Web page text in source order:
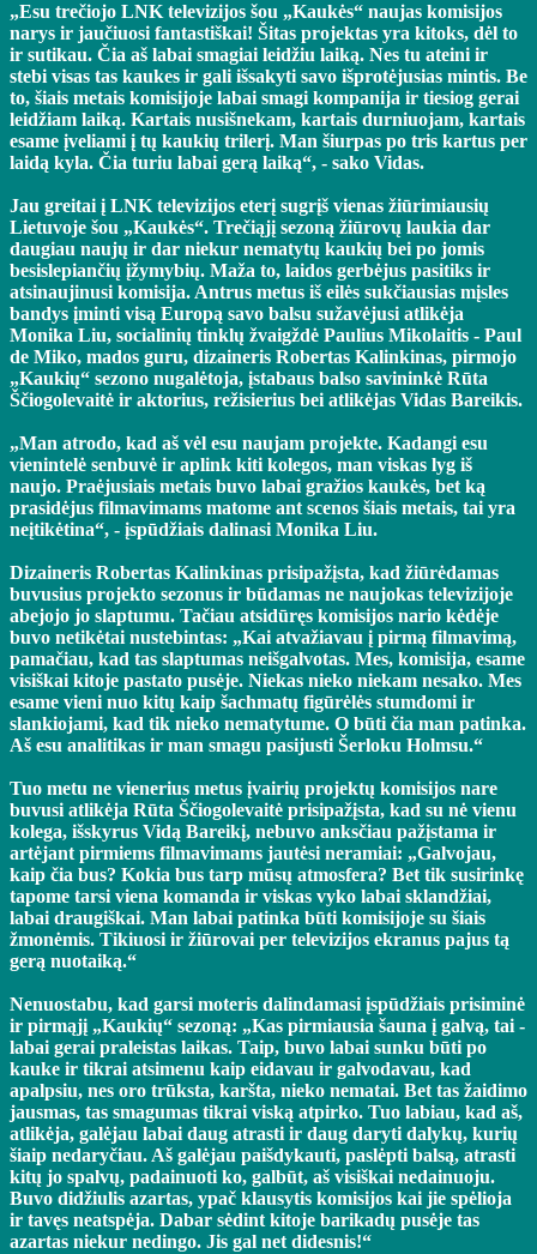
„Esu trečiojo LNK televizijos šou „Kaukės“ naujas komisijos
narys ir jaučiuosi fantastiškai! Šitas projektas yra kitoks, dėl to
ir sutikau. Čia aš labai smagiai leidžiu laiką. Nes tu ateini ir
stebi visas tas kaukes ir gali išsakyti savo išprotėjusias mintis. Be
to, šiais metais komisijoje labai smagi kompanija ir tiesiog gerai
leidžiam laiką. Kartais nusišnekam, kartais durniuojam, kartais
esame įveliami į tų kaukių trilerį. Man šiurpas po tris kartus per
laidą kyla. Čia turiu labai gerą laiką“, - sako Vidas.
Jau greitai į LNK televizijos eterį sugrįš vienas žiūrimiausių
Lietuvoje šou „Kaukės“. Trečiąjį sezoną žiūrovų laukia dar
daugiau naujų ir dar niekur nematytų kaukių bei po jomis
besislepiančių įžymybių. Maža to, laidos gerbėjus pasitiks ir
atsinaujinusi komisija. Antrus metus iš eilės sukčiausias mįsles
bandys įminti visą Europą savo balsu sužavėjusi atlikėja
Monika Liu, socialinių tinklų žvaigždė Paulius Mikolaitis - Paul
de Miko, mados guru, dizaineris Robertas Kalinkinas, pirmojo
„Kaukių“ sezono nugalėtoja, įstabaus balso savininkė Rūta
Ščiogolevaitė ir aktorius, režisierius bei atlikėjas Vidas Bareikis.
„Man atrodo, kad aš vėl esu naujam projekte. Kadangi esu
vienintelė senbuvė ir aplink kiti kolegos, man viskas lyg iš
naujo. Praėjusiais metais buvo labai gražios kaukės, bet ką
prasidėjus filmavimams matome ant scenos šiais metais, tai yra
neįtikėtina“, - įspūdžiais dalinasi Monika Liu.
Dizaineris Robertas Kalinkinas prisipažįsta, kad žiūrėdamas
buvusius projekto sezonus ir būdamas ne naujokas televizijoje
abejojo jo slaptumu. Tačiau atsidūręs komisijos nario kėdėje
buvo netikėtai nustebintas: „Kai atvažiavau į pirmą filmavimą,
pamačiau, kad tas slaptumas neišgalvotas. Mes, komisija, esame
visiškai kitoje pastato pusėje. Niekas nieko niekam nesako. Mes
esame vieni nuo kitų kaip šachmatų figūrėlės stumdomi ir
slankiojami, kad tik nieko nematytume. O būti čia man patinka.
Aš esu analitikas ir man smagu pasijusti Šerloku Holmsu.“
Tuo metu ne vienerius metus įvairių projektų komisijos nare
buvusi atlikėja Rūta Ščiogolevaitė prisipažįsta, kad su nė vienu
kolega, išskyrus Vidą Bareikį, nebuvo anksčiau pažįstama ir
artėjant pirmiems filmavimams jautėsi neramiai: „Galvojau,
kaip čia bus? Kokia bus tarp mūsų atmosfera? Bet tik susirinkę
tapome tarsi viena komanda ir viskas vyko labai sklandžiai,
labai draugiškai. Man labai patinka būti komisijoje su šiais
žmonėmis. Tikiuosi ir žiūrovai per televizijos ekranus pajus tą
gerą nuotaiką.“
Nenuostabu, kad garsi moteris dalindamasi įspūdžiais prisiminė
ir pirmąjį „Kaukių“ sezoną: „Kas pirmiausia šauna į galvą, tai -
labai gerai praleistas laikas. Taip, buvo labai sunku būti po
kauke ir tikrai atsimenu kaip eidavau ir galvodavau, kad
apalpsiu, nes oro trūksta, karšta, nieko nematai. Bet tas žaidimo
jausmas, tas smagumas tikrai viską atpirko. Tuo labiau, kad aš,
atlikėja, galėjau labai daug atrasti ir daug daryti dalykų, kurių
šiaip nedaryčiau. Aš galėjau paišdykauti, paslėpti balsą, atrasti
kitų jo spalvų, padainuoti ko, galbūt, aš visiškai nedainuoju.
Buvo didžiulis azartas, ypač klausytis komisijos kai jie spėlioja
ir tavęs neatspėja. Dabar sėdint kitoje barikadų pusėje tas
azartas niekur nedingo. Jis gal net didesnis!“